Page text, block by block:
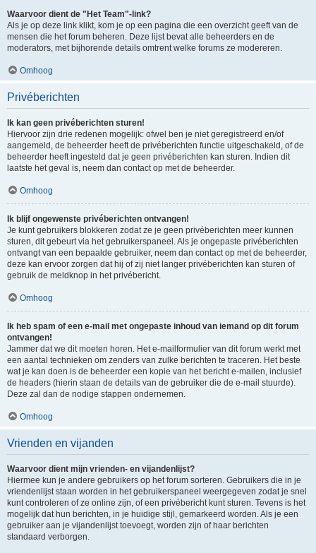
Waarvoor dient de "Het Team"-link?
Als je op deze link klikt, kom je op een pagina die een overzicht geeft van de
mensen die het forum beheren. Deze lijst bevat alle beheerders en de
moderators, met bijhorende details omtrent welke forums ze modereren.
Omhoog
Privéberichten
Ik kan geen privéberichten sturen!
Hiervoor zijn drie redenen mogelijk: ofwel ben je niet geregistreerd en/of
aangemeld, de beheerder heeft de privéberichten functie uitgeschakeld, of de
beheerder heeft ingesteld dat je geen privéberichten kan sturen. Indien dit
laatste het geval is, neem dan contact op met de beheerder.
Omhoog
Ik blijf ongewenste privéberichten ontvangen!
Je kunt gebruikers blokkeren zodat ze je geen privéberichten meer kunnen
sturen, dit gebeurt via het gebruikerspaneel. Als je ongepaste privéberichten
ontvangt van een bepaalde gebruiker, neem dan contact op met de beheerder,
deze kan ervoor zorgen dat hij of zij niet langer privéberichten kan sturen of
gebruik de meldknop in het privébericht.
Omhoog
Ik heb spam of een e-mail met ongepaste inhoud van iemand op dit forum
ontvangen!
Jammer dat we dit moeten horen. Het e-mailformulier van dit forum werkt met
een aantal technieken om zenders van zulke berichten te traceren. Het beste
wat je kan doen is de beheerder een kopie van het bericht e-mailen, inclusief
de headers (hierin staan de details van de gebruiker die de e-mail stuurde).
Deze zal dan de nodige stappen ondernemen.
Omhoog
Vrienden en vijanden
Waarvoor dient mijn vrienden- en vijandenlijst?
Hiermee kun je andere gebruikers op het forum sorteren. Gebruikers die in je
vriendenlijst staan worden in het gebruikerspaneel weergegeven zodat je snel
kunt controleren of ze online zijn, of een privébericht kunt sturen. Tevens is het
mogelijk dat hun berichten, in je huidige stijl, gemarkeerd worden. Als je een
gebruiker aan je vijandenlijst toevoegt, worden zijn of haar berichten
standaard verborgen.